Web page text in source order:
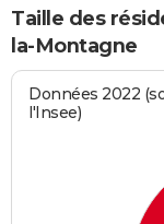
Taille des
la-Montagne
Données 2022
l'Insee)